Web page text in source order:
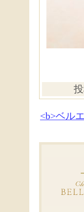
<b>ベル